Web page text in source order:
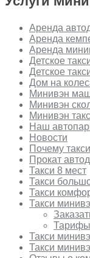
Аренда
Аренда
Аренда
Детское
Детское
Дом на
Минивэн
Минивэн
Минивэн
Наш
Новости
Почему
Прокат
Такси 8 мест
Такси
Такси
Такси
Тарифы
Такси
Такси